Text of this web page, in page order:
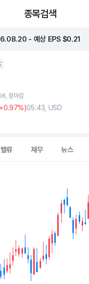
종목검색
- 예상 EPS $0.21
장마감
+0.97%)05:43, USD
밸류 재무 뉴스
displaying Time.
displaying values. Data